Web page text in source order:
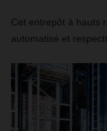
Cet entrepôt à hauts
automatisé et